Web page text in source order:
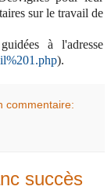
sur le travail de
à l'adresse
).
commentaire:
succès